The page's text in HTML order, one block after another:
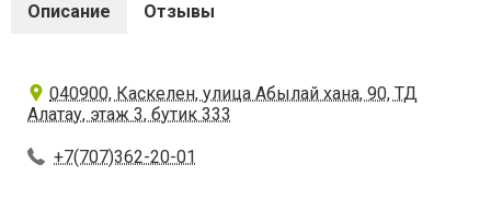
Описание Отзывы
040900, Каскелен, улица Абылай хана, 90, ТД
Алатау, этаж 3, бутик 333
+7(707)362-20-01